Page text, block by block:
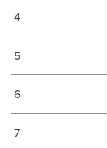
4
5
6
7